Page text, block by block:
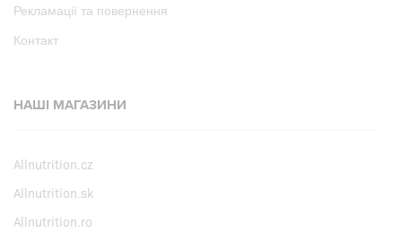
Рекламації та повернення
Контакт
НАШІ МАГАЗИНИ
Allnutrition.cz
Allnutrition.sk
Allnutrition.ro